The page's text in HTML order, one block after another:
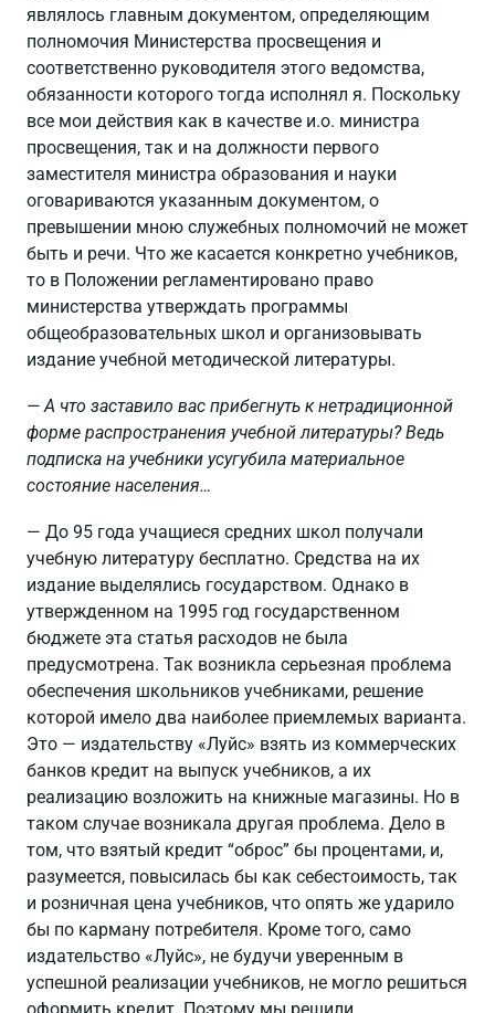
являлось главным документом, определяющим
полномочия Министерства просвещения и
соответственно руководителя этого ведомства,
обязанности которого тогда исполнял я. Поскольку
все мои действия как в качестве и.о. министра
просвещения, так и на должности первого
заместителя министра образования и науки
оговариваются указанным документом, о
превышении мною служебных полномочий не может
быть и речи. Что же касается конкретно учебников,
то в Положении регламентировано право
министерства утверждать программы
общеобразовательных школ и организовывать
издание учебной методической литературы.
— А что заставило вас прибегнуть к нетрадиционной
форме распространения учебной литературы? Ведь
подписка на учебники усугубила материальное
состояние населения…
— До 95 года учащиеся средних школ получали
учебную литературу бесплатно. Средства на их
издание выделялись государством. Однако в
утвержденном на 1995 год государственном
бюджете эта статья расхօдов не была
предусмотрена. Так возникла серьезная проблема
обеспечения школьников учебниками, решение
которой имело два наиболее приемлемых варианта.
Это — издательству «Луйс» взять из коммерческих
банков кредит на выпуск учебников, а их
реализацию возложить на книжные магазины. Но в
таком случае возникала другая проблема. Дело в
том, что взятый кредит “оброс” бы процентами, и,
разумеется, повысилась бы как себестоимость, так
и розничная цена учебников, что опять же ударило
бы по карману потребителя. Кроме того, само
издательство «Луйс», не будучи уверенным в
успешной реализации учебников, не могло решиться